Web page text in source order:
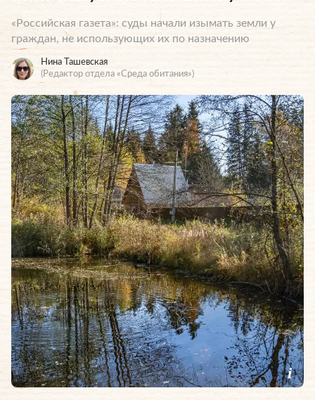
«Российская газета»: суды начали изымать земли у
граждан, не использующих их по назначению
Нина Ташевская
(Редактор отдела «Среда обитания»)